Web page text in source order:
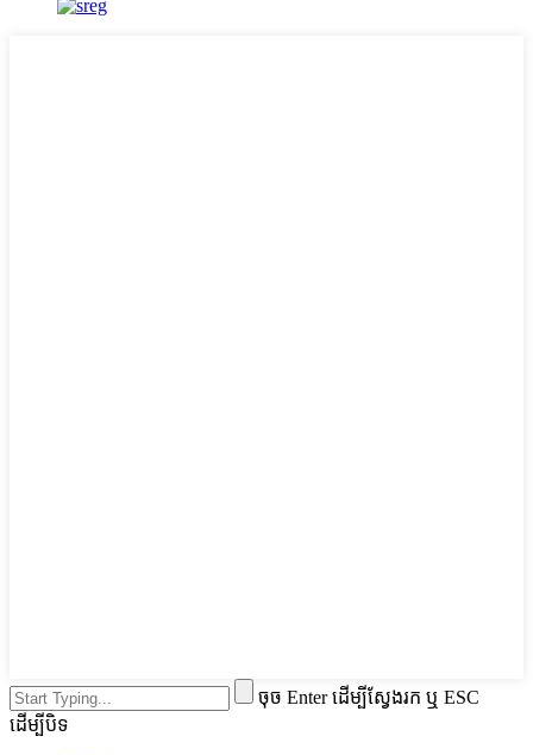
ចុច Enter ដើម្បីស្វែងរក ឬ ESC
ដើម្បីបិទ